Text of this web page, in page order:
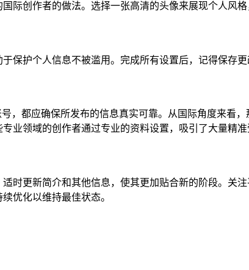
际创作者的做法。选择一张高清的头像来展现个人风格
保护个人信息不被滥用。完成所有设置后，记得保存更
，都应确保所发布的信息真实可靠。从国际角度来看
业领域的创作者通过专业的资料设置，吸引了大量精准
时更新简介和其他信息，使其更加贴合新的阶段。关
优化以维持最佳状态。